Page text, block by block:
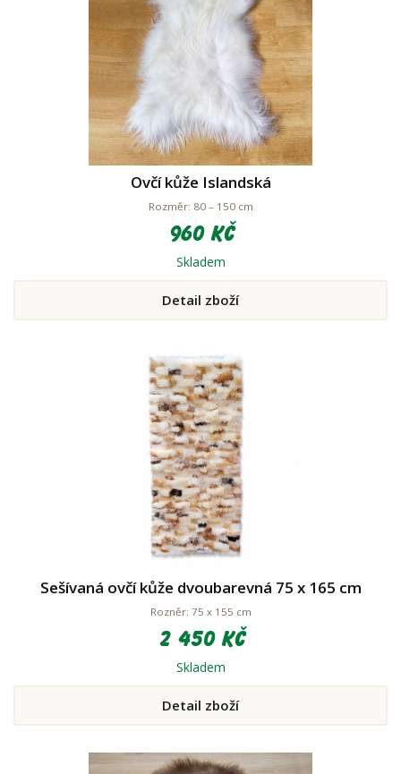
Ovčí kůže Islandská
Rozměr: 80 – 150 cm
960 Kč
Skladem
Detail zboží
Sešívaná ovčí kůže dvoubarevná 75 x 165 cm
Rozněr: 75 x 155 cm
2 450 Kč
Skladem
Detail zboží